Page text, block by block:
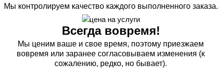
Мы контролируем качество каждого выполненного заказа.
Всегда вовремя!
Мы ценим ваше и свое время, поэтому приезжаем
вовремя или заранее согласовываем изменения (к
сожалению, редко, но бывает).